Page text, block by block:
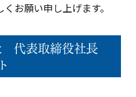
お願い申し上げます。
代表取締役社長